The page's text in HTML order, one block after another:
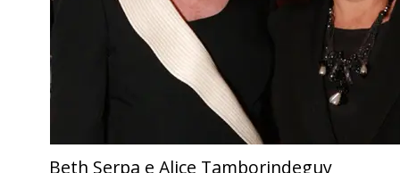
Beth Serpa e Alice Tamborindeguy